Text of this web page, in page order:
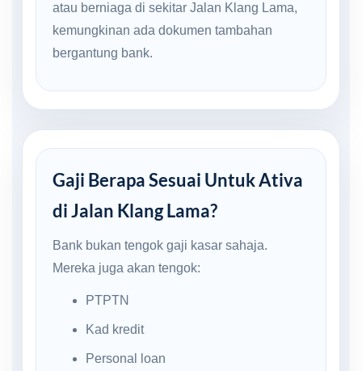
atau berniaga di sekitar Jalan Klang Lama,
kemungkinan ada dokumen tambahan
bergantung bank.
Gaji Berapa Sesuai Untuk Ativa
di Jalan Klang Lama?
Bank bukan tengok gaji kasar sahaja.
Mereka juga akan tengok:
PTPTN
Kad kredit
Personal loan